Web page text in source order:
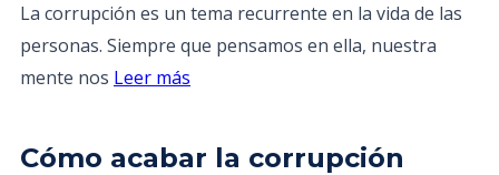
La corrupción es un tema recurrente en la vida de las
personas. Siempre que pensamos en ella, nuestra
mente nos Leer más
Cómo acabar la corrupción